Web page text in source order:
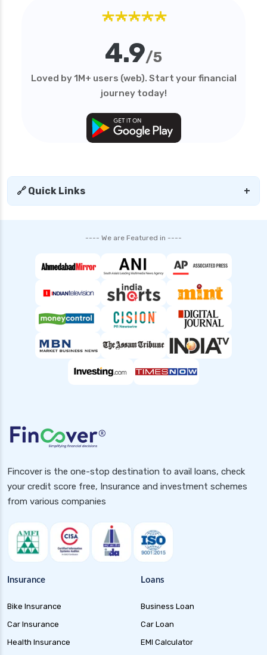
★★★★★
4.9/5
Loved by 1M+ users (web). Start your financial
journey today!
🔗 Quick Links +
---- We are Featured in ----
Fincover is the one-stop destination to avail loans, check
your credit score free, Insurance and investment schemes
from various companies
Insurance
Bike Insurance
Car Insurance
Health Insurance
Loans
Business Loan
Car Loan
EMI Calculator